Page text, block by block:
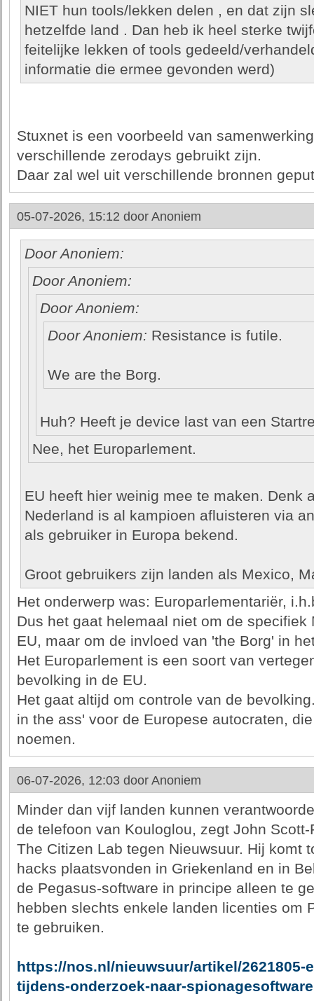
NIET hun tools/lekken delen , en dat zijn
hetzelfde land . Dan heb ik heel sterke
feitelijke lekken of tools gedeeld/
informatie die ermee gevonden werd)
Stuxnet is een voorbeeld van
verschillende zerodays gebruikt zijn.
Daar zal wel uit verschillende bronnen
05-07-2026, 15:12 door Anoniem
Door Anoniem:
Door Anoniem:
Door Anoniem:
Door Anoniem: Resistance is futile.
We are the Borg.
Huh? Heeft je device last van een
Nee, het Europarlement.
EU heeft hier weinig mee te maken. Denk
Nederland is al kampioen afluisteren via
als gebruiker in Europa bekend.
Groot gebruikers zijn landen als Mexico,
Het onderwerp was: Europarlementariër,
Dus het gaat helemaal niet om de specifiek
EU, maar om de invloed van 'the Borg' in
Het Europarlement is een soort van
bevolking in de EU.
Het gaat altijd om controle van de
in the ass' voor de Europese autocraten,
noemen.
06-07-2026, 12:03 door Anoniem
Minder dan vijf landen kunnen
de telefoon van Kouloglou, zegt John
The Citizen Lab tegen Nieuwsuur. Hij komt
hacks plaatsvonden in Griekenland en in
de Pegasus-software in principe alleen te
hebben slechts enkele landen licenties om
te gebruiken.
https://nos.nl/nieuwsuur/artikel/2621805-
tijdens-onderzoek-naar-spionagesoftware